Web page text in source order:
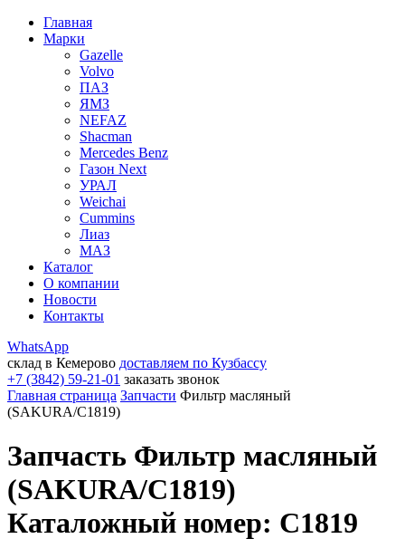
Главная
Марки
Gazelle
Volvo
ПАЗ
ЯМЗ
NEFAZ
Shacman
Mercedes Benz
Газон Next
УРАЛ
Weichai
Cummins
Лиаз
МАЗ
Каталог
О компании
Новости
Контакты
WhatsApp
склад в Кемерово доставляем по Кузбассу
+7 (3842) 59-21-01 заказать звонок
Главная страница Запчасти Фильтр масляный
(SAKURA/C1819)
Запчасть Фильтр масляный
(SAKURA/C1819)
Каталожный номер: C1819